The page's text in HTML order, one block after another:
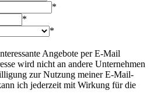
*
*
*
Angebote per E-Mail
wird nicht an andere Unternehmen
zur Nutzung meiner E-Mail-
ich jederzeit mit Wirkung für die